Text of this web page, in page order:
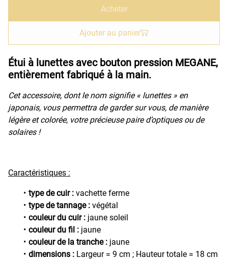
Acheter
Ajouter au panier
Étui à lunettes avec bouton pression MEGANE,
entièrement fabriqué à la main.
Cet accessoire, dont le nom signifie « lunettes » en
japonais, vous permettra de garder sur vous, de manière
légère et colorée, votre précieuse paire d’optiques ou de
solaires !
Caractéristiques :
type de cuir : vachette ferme
type de tannage : végétal
couleur du cuir : jaune soleil
couleur du fil : jaune
couleur de la tranche : jaune
dimensions : Largeur = 9 cm ; Hauteur totale = 18 cm